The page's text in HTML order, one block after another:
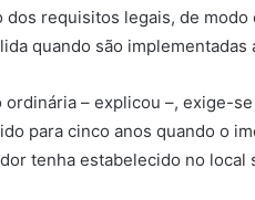
dos requisitos legais, de modo
quando são
ordinária – explicou –, exige-
para cinco anos quando o
tenha estabelecido no